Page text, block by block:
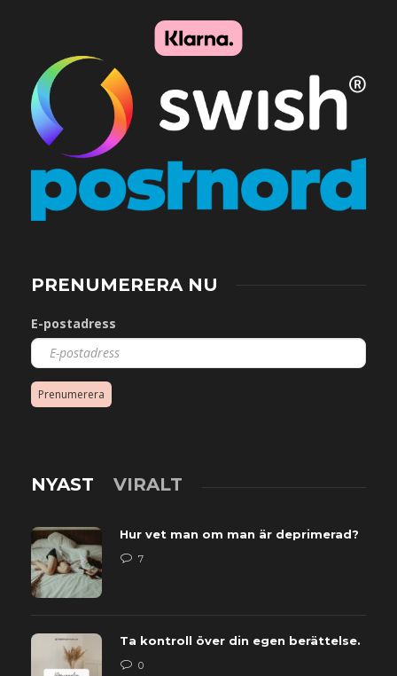
PRENUMERERA NU
E-postadress
Prenumerera
NYAST VIRALT
Hur vet man om man är deprimerad?
7
Ta kontroll över din egen berättelse.
0